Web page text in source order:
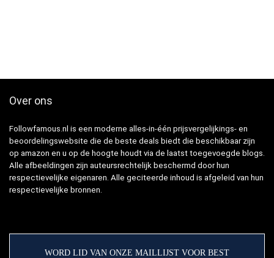
Over ons
Followfamous.nl is een moderne alles-in-één prijsvergelijkings- en
beoordelingswebsite die de beste deals biedt die beschikbaar zijn
op amazon en u op de hoogte houdt via de laatst toegevoegde blogs.
Alle afbeeldingen zijn auteursrechtelijk beschermd door hun
respectievelijke eigenaren. Alle geciteerde inhoud is afgeleid van hun
respectievelijke bronnen.
WORD LID VAN ONZE MAILLIJST VOOR BEST